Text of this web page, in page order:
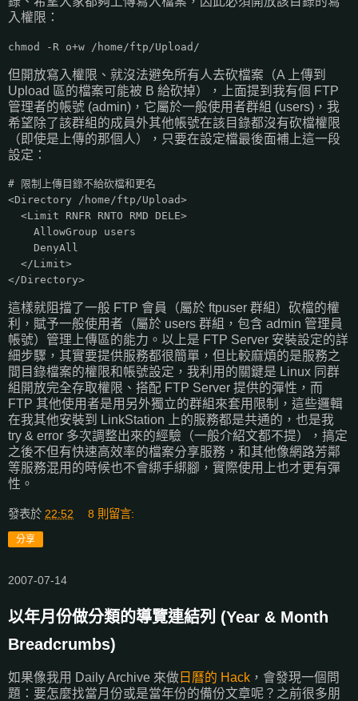
入權限：
chmod -R o+w /home/ftp/Upload/
但開放寫入權限、就沒法避免所有人去砍檔案（A 上傳到
Upload 區的檔案可能被 B 給砍掉），上面提到我有個 FTP
管理者的帳號 (admin)，它屬於一般使用者群組 (users)，我
希望除了該群組的成員外其他帳號在該目錄都沒有砍檔權限
（即使是上傳的那個人），只要在設定檔最後面補上這一段
設定：
# 限制上傳目錄不給砍檔和更名
<Directory /home/ftp/Upload>
<Limit RNFR RNTO RMD DELE>
AllowGroup users
DenyAll
</Limit>
</Directory>
這樣就阻擋了一般 FTP 會員（屬於 ftpuser 群組）砍檔的權
利，賦予一般使用者（屬於 users 群組，包含 admin 管理員
帳號）管理上傳區的能力。以上是 FTP Server 安裝設定的詳
細步驟，其實要提供服務都很簡單，但比較麻煩的是服務之
間目錄檔案的權限和帳號設定，我利用的關鍵是 Linux 同群
組開放完全存取權限、搭配 FTP Server 提供的彈性，而
FTP 其他使用者是用另外獨立的群組來套用限制，這些邏輯
在我其他安裝到 LinkStation 上的服務都是共通的，也是我
try & error 多次調整出來的經驗（一般介紹文都不提），搞定
之後不但有快速高效率的檔案分享服務，和其他像網路芳鄰
等服務混用的時候也不會綁手綁腳，實際使用上也才更有彈
性。
發表於 22:52 8 則留言:
分享
2007-07-14
以年月份做分類的導覽連結列 (Year & Month
Breadcrumbs)
如果像我用 Daily Archive 來做 日曆的 Hack ，會發現一個問
題：要怎麼找當月份或是當年份的備份文章呢？之前很多朋